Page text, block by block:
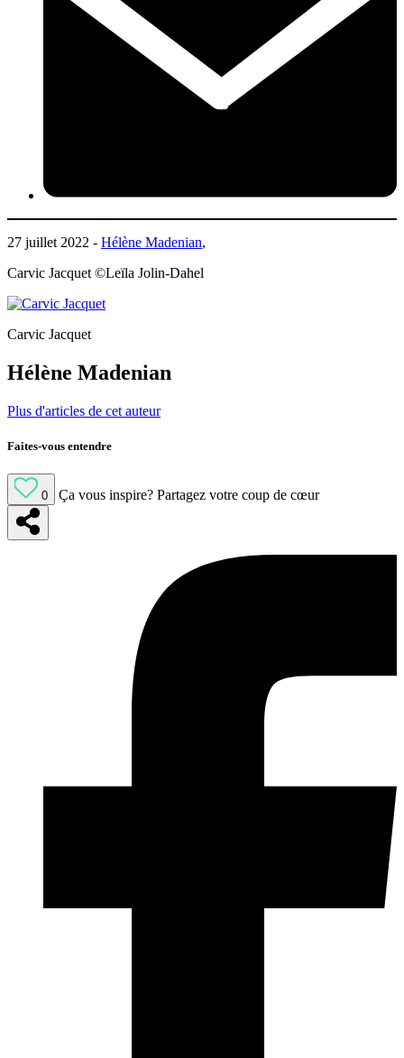
27 juillet 2022 - Hélène Madenian,
Carvic Jacquet ©Leïla Jolin-Dahel
Carvic Jacquet
Hélène Madenian
Plus d'articles de cet auteur
Faites-vous entendre
0 Ça vous inspire? Partagez votre coup de cœur